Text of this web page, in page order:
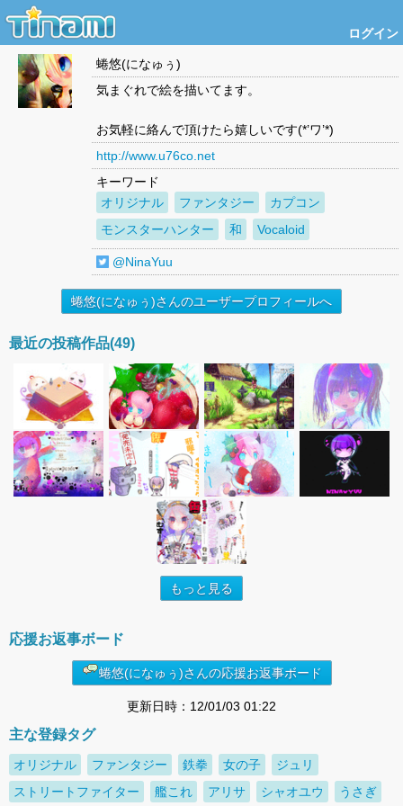
ログイン
蜷悠(になゅぅ)
気まぐれで絵を描いてます。
お気軽に絡んで頂けたら嬉しいです(*’ワ’*)
http://www.u76co.net
キーワード
オリジナル
ファンタジー
カプコン
モンスターハンター
和 Vocaloid
@NinaYuu
蜷悠(になゅぅ)さんのユーザープロフィールへ
最近の投稿作品(49)
もっと見る
応援お返事ボード
蜷悠(になゅぅ)さんの応援お返事ボード
更新日時：12/01/03 01:22
主な登録タグ
オリジナル ファンタジー 鉄拳 女の子
ジュリ
ストリートファイター
艦これ アリサ シャオユウ うさぎ